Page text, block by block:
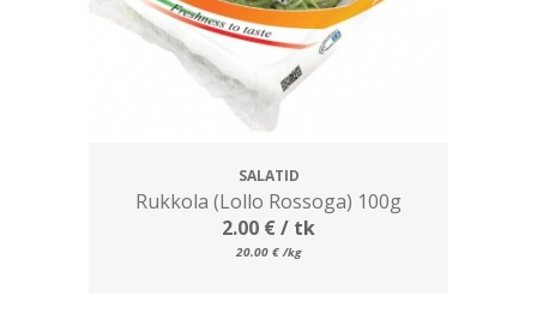
SALATID
Rukkola (Lollo Rossoga) 100g
2.00 €/ tk
20.00 € /kg